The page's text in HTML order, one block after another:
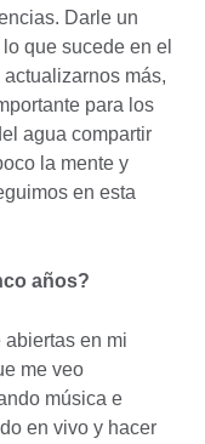
Darle un
que sucede en el
más,
para los
agua compartir
la mente y
en esta
años?
en mi
me veo
música e
en vivo y hacer